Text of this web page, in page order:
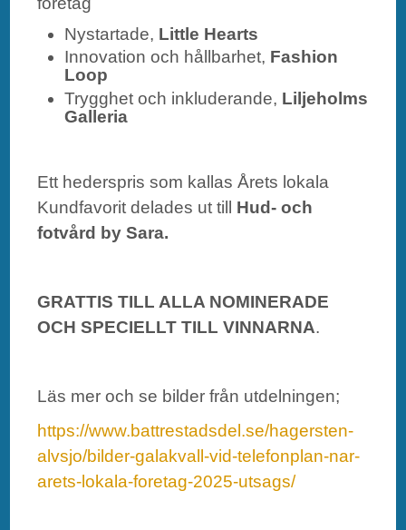
Nystartade, Little Hearts
Innovation och hållbarhet, Fashion
Loop
Trygghet och inkluderande, Liljeholms
Galleria
Ett hederspris som kallas Årets lokala
Kundfavorit delades ut till Hud- och
fotvård by Sara.
GRATTIS TILL ALLA NOMINERADE
OCH SPECIELLT TILL VINNARNA.
Läs mer och se bilder från utdelningen;
https://www.battrestadsdel.se/hagersten-
alvsjo/bilder-galakvall-vid-telefonplan-nar-
arets-lokala-foretag-2025-utsags/